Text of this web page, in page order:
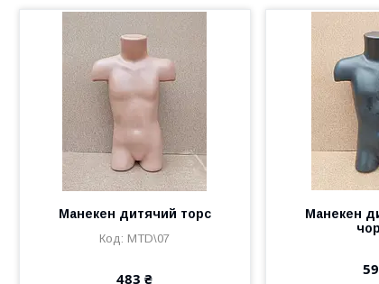
Манекен дитячий торс
MTD\07
483 ₴
Манекен